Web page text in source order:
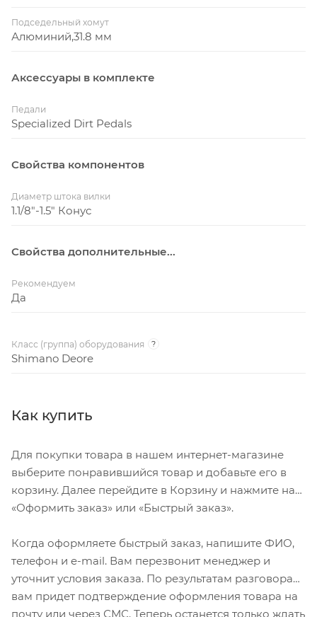
Подседельный хомут
Алюминий,31.8 мм
Аксессуары в комплекте
Педали
Specialized Dirt Pedals
Свойства компонентов
Диаметр штока вилки
1.1/8"-1.5" Конус
Свойства дополнительные...
Рекомендуем
Да
Класс (группа) оборудования ?
Shimano Deore
Как купить
Для покупки товара в нашем интернет-магазине
выберите понравившийся товар и добавьте его в
корзину. Далее перейдите в Корзину и нажмите на
«Оформить заказ» или «Быстрый заказ».
Когда оформляете быстрый заказ, напишите ФИО,
телефон и e-mail. Вам перезвонит менеджер и
уточнит условия заказа. По результатам разговора
вам придет подтверждение оформления товара на
почту или через СМС. Теперь останется только ждать